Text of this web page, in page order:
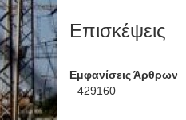
Επισκέψεις
Εμφανίσεις Άρθρων
429160